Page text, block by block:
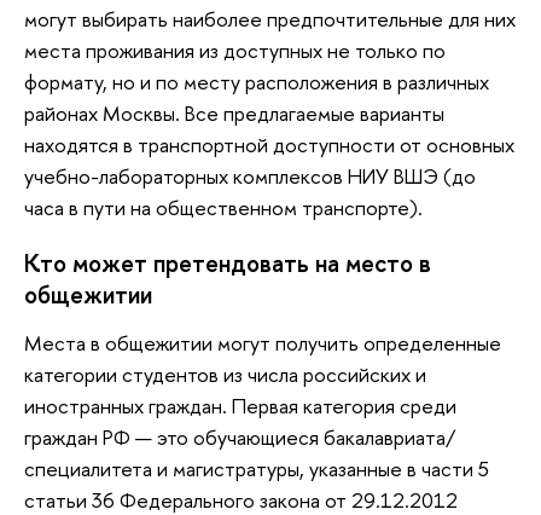
могут выбирать наиболее предпочтительные для них
места проживания из доступных не только по
формату, но и по месту расположения в различных
районах Москвы. Все предлагаемые варианты
находятся в транспортной доступности от основных
учебно-лабораторных комплексов НИУ ВШЭ (до
часа в пути на общественном транспорте).
Кто может претендовать на место в
общежитии
Места в общежитии могут получить определенные
категории студентов из числа российских и
иностранных граждан. Первая категория среди
граждан РФ — это обучающиеся бакалавриата/
специалитета и магистратуры, указанные в части 5
статьи 36 Федерального закона от 29.12.2012